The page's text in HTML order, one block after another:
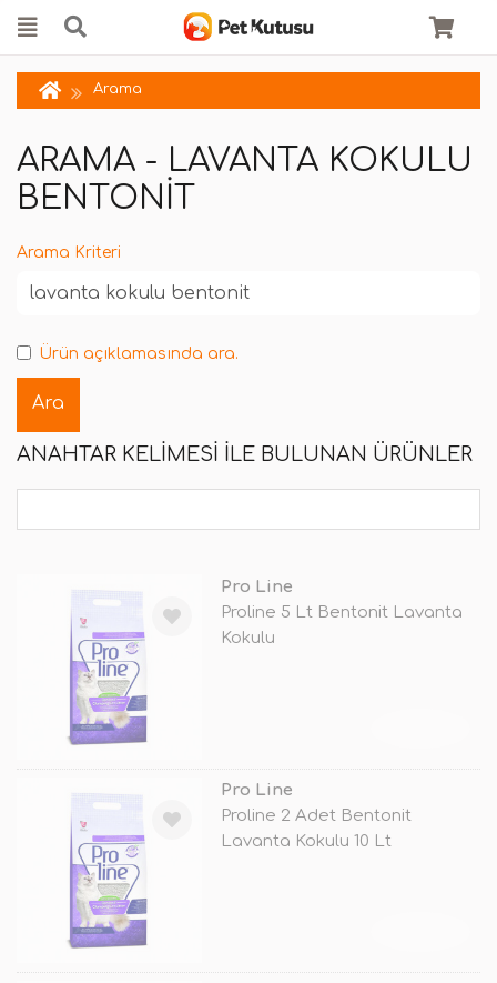
Arama
ARAMA - LAVANTA KOKULU
BENTONIT
Arama Kriteri
Ürün açıklamasında ara.
ANAHTAR KELIMESI ILE BULUNAN ÜRÜNLER
Pro Line
Proline 5 Lt Bentonit Lavanta
Kokulu
Pro Line
Proline 2 Adet Bentonit
Lavanta Kokulu 10 Lt